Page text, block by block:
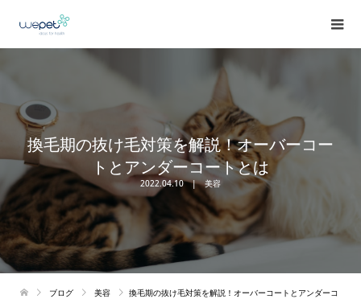
換毛期の抜け毛対策を解説！オーバーコー
トとアンダーコートとは
2022.04.10 美容
ブログ 美容
換毛期の抜け毛対策を解説！オーバーコートとアンダーコ